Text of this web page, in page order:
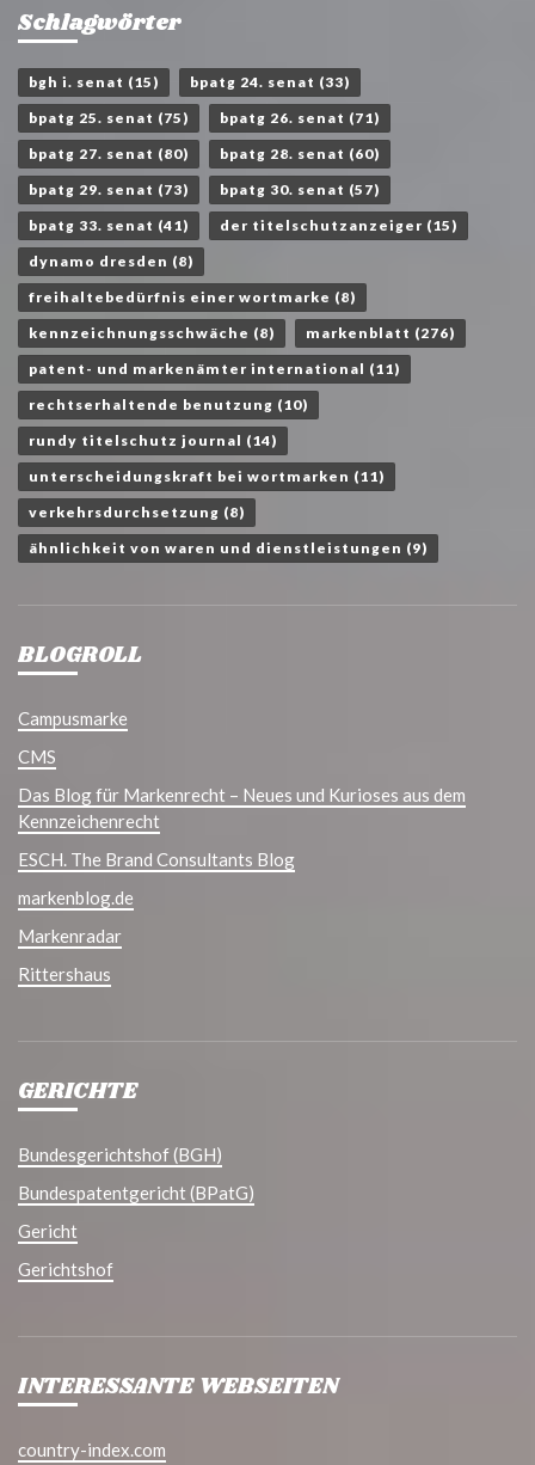
Schlagwörter
bgh i. senat (15) bpatg 24. senat (33)
bpatg 25. senat (75) bpatg 26. senat (71)
bpatg 27. senat (80) bpatg 28. senat (60)
bpatg 29. senat (73) bpatg 30. senat (57)
bpatg 33. senat (41) der titelschutzanzeiger (15)
dynamo dresden (8)
freihaltebedürfnis einer wortmarke (8)
kennzeichnungsschwäche (8) markenblatt (276)
patent- und markenämter international (11)
rechtserhaltende benutzung (10)
rundy titelschutz journal (14)
unterscheidungskraft bei wortmarken (11)
verkehrsdurchsetzung (8)
ähnlichkeit von waren und dienstleistungen (9)
BLOGROLL
Campusmarke
CMS
Das Blog für Markenrecht – Neues und Kurioses aus dem
Kennzeichenrecht
ESCH. The Brand Consultants Blog
markenblog.de
Markenradar
Rittershaus
GERICHTE
Bundesgerichtshof (BGH)
Bundespatentgericht (BPatG)
Gericht
Gerichtshof
INTERESSANTE WEBSEITEN
country-index.com